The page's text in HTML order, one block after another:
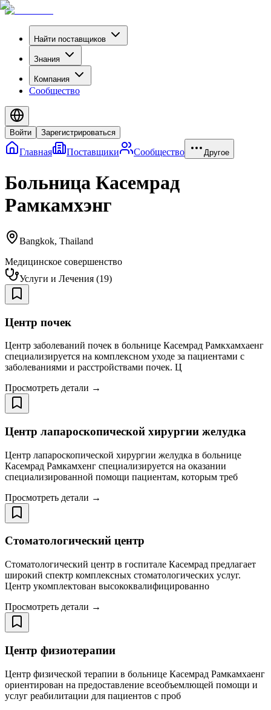
Найти поставщиков
Знания
Компания
Сообщество
Войти Зарегистрироваться
Главная Поставщики Сообщество Другое
Больница Касемрад
Рамкамхэнг
Bangkok, Thailand
Медицинское совершенство
Услуги и Лечения (19)
Центр почек
Центр заболеваний почек в больнице Касемрад Рамкхамхаенг
специализируется на комплексном уходе за пациентами с
заболеваниями и расстройствами почек. Ц
Просмотреть детали →
Центр лапароскопической хирургии желудка
Центр лапароскопической хирургии желудка в больнице
Касемрад Рамкамхенг специализируется на оказании
специализированной помощи пациентам, которым треб
Просмотреть детали →
Стоматологический центр
Стоматологический центр в госпитале Касемрад предлагает
широкий спектр комплексных стоматологических услуг.
Центр укомплектован высококвалифицированно
Просмотреть детали →
Центр физиотерапии
Центр физической терапии в больнице Касемрад Рамкамхаенг
ориентирован на предоставление всеобъемлющей помощи и
услуг реабилитации для пациентов с проб